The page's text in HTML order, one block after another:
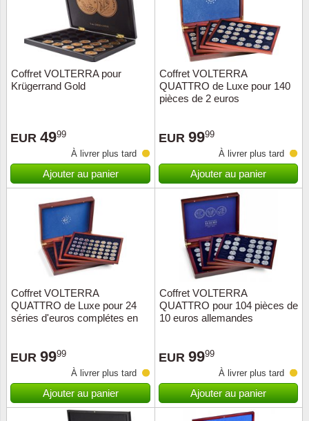
Coffret VOLTERRA pour
Krügerrand Gold
EUR 4999
À livrer plus tard
Ajouter au panier
Coffret VOLTERRA
QUATTRO de Luxe pour 140
pièces de 2 euros
EUR 9999
À livrer plus tard
Ajouter au panier
Coffret VOLTERRA
QUATTRO de Luxe pour 24
séries d'euros complétes en
EUR 9999
À livrer plus tard
Ajouter au panier
Coffret VOLTERRA
QUATTRO pour 104 pièces de
10 euros allemandes
EUR 9999
À livrer plus tard
Ajouter au panier
Saint-